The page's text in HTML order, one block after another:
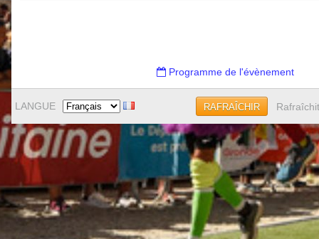
Programme de l'évènement
LANGUE RAFRAÎCHIR